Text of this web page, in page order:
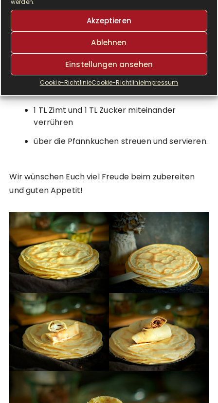
werden.
Akzeptieren
Ablehnen
Einstellungen ansehen
Cookie-RichtlinieCookie-RichtlinieImpressum
umgedreht werden
von der anderen Seite ca. 1 Minute
aus der Pfanne auf ein Teller gleiten lassen
so mit dem restlichen Teig verfahren, bis der
1 TL Zimt und 1 TL Zucker miteinander
verrühren
über die Pfannkuchen streuen und servieren.
Wir wünschen Euch viel Freude beim zubereiten
und guten Appetit!